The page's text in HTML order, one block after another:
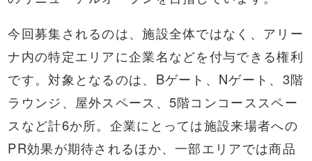
今回募集されるのは、施設全体ではなく、アリー
ナ内の特定エリアに企業名などを付与できる権利
です。対象となるのは、Bゲート、Nゲート、3階
ラウンジ、屋外スペース、5階コンコーススペー
スなど計6か所。企業にとっては施設来場者への
PR効果が期待されるほか、一部エリアでは商品